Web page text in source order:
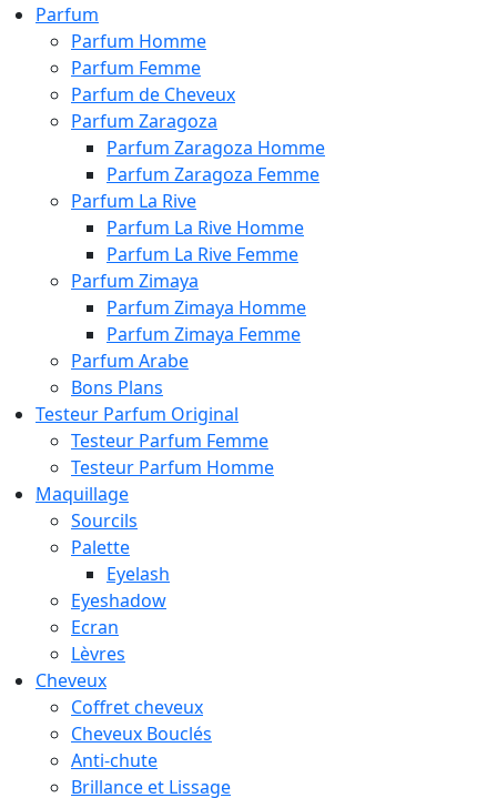
Parfum
Parfum Homme
Parfum Femme
Parfum de Cheveux
Parfum Zaragoza
Parfum Zaragoza Homme
Parfum Zaragoza Femme
Parfum La Rive
Parfum La Rive Homme
Parfum La Rive Femme
Parfum Zimaya
Parfum Zimaya Homme
Parfum Zimaya Femme
Parfum Arabe
Bons Plans
Testeur Parfum Original
Testeur Parfum Femme
Testeur Parfum Homme
Maquillage
Sourcils
Palette
Eyelash
Eyeshadow
Ecran
Lèvres
Cheveux
Coffret cheveux
Cheveux Bouclés
Anti-chute
Brillance et Lissage